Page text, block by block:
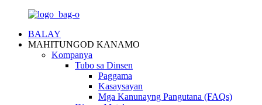
BALAY
MAHITUNGOD KANAMO
Kompanya
Tubo sa Dinsen
Paggama
Kasaysayan
Mga Kanunayng Pangutana (FAQs)